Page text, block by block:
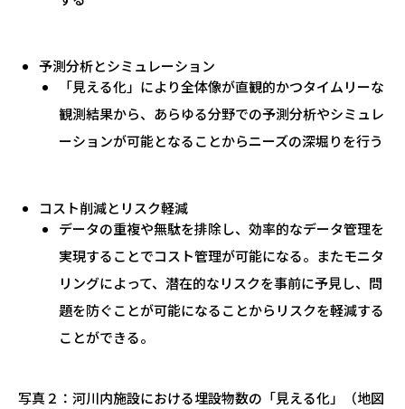
予測分析とシミュレーション
「見える化」により全体像が直観的かつタイムリーな
観測結果から、あらゆる分野での予測分析やシミュレ
ーションが可能となることからニーズの深堀りを行う
コスト削減とリスク軽減
データの重複や無駄を排除し、効率的なデータ管理を
実現することでコスト管理が可能になる。またモニタ
リングによって、潜在的なリスクを事前に予見し、問
題を防ぐことが可能になることからリスクを軽減する
ことができる。
写真２：河川内施設における埋設物数の「見える化」（地図